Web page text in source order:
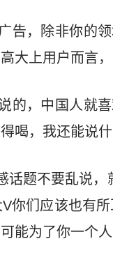
告，除非你的
大上用户而言
的，中国人就
喝，我还能说
话题不要乱说
你们应该也有
能为了你一个